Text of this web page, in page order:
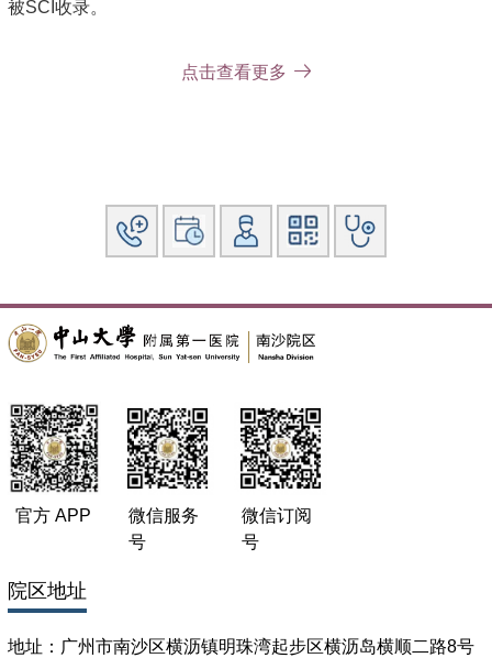
被SCI收录。
点击查看更多
官方 APP
微信服务
号
微信订阅
号
院区地址
地址：广州市南沙区横沥镇明珠湾起步区横沥岛横顺二路8号